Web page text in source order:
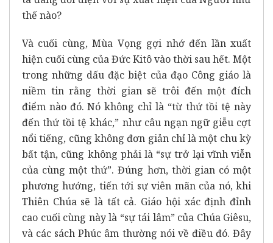
thế nào?
Và cuối cùng, Mùa Vọng gợi nhớ đến lần xuất
hiện cuối cùng của Đức Kitô vào thời sau hết. Một
trong những dấu đặc biệt của đạo Công giáo là
niềm tin rằng thời gian sẽ trôi đến một đích
điểm nào đó. Nó không chỉ là “từ thứ tồi tệ này
đến thứ tồi tệ khác,” như câu ngạn ngữ giễu cợt
nổi tiếng, cũng không đơn giản chỉ là một chu kỳ
bất tận, cũng không phải là “sự trở lại vĩnh viễn
của cùng một thứ”. Đúng hơn, thời gian có một
phương hướng, tiến tới sự viên mãn của nó, khi
Thiên Chúa sẽ là tất cả. Giáo hội xác định đỉnh
cao cuối cùng này là “sự tái lâm” của Chúa Giêsu,
và các sách Phúc âm thường nói về điều đó. Đây